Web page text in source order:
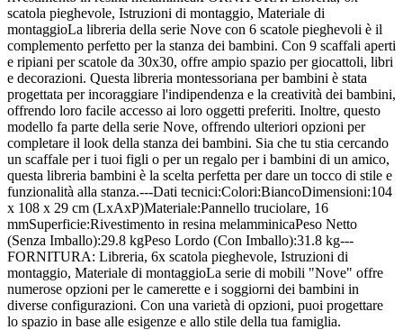
scatola pieghevole, Istruzioni di montaggio, Materiale di
montaggioLa libreria della serie Nove con 6 scatole pieghevoli è il
complemento perfetto per la stanza dei bambini. Con 9 scaffali aperti
e ripiani per scatole da 30x30, offre ampio spazio per giocattoli, libri
e decorazioni. Questa libreria montessoriana per bambini è stata
progettata per incoraggiare l'indipendenza e la creatività dei bambini,
offrendo loro facile accesso ai loro oggetti preferiti. Inoltre, questo
modello fa parte della serie Nove, offrendo ulteriori opzioni per
completare il look della stanza dei bambini. Sia che tu stia cercando
un scaffale per i tuoi figli o per un regalo per i bambini di un amico,
questa libreria bambini è la scelta perfetta per dare un tocco di stile e
funzionalità alla stanza.---Dati tecnici:Colori:BiancoDimensioni:104
x 108 x 29 cm (LxAxP)Materiale:Pannello truciolare, 16
mmSuperficie:Rivestimento in resina melamminicaPeso Netto
(Senza Imballo):29.8 kgPeso Lordo (Con Imballo):31.8 kg---
FORNITURA: Libreria, 6x scatola pieghevole, Istruzioni di
montaggio, Materiale di montaggioLa serie di mobili "Nove" offre
numerose opzioni per le camerette e i soggiorni dei bambini in
diverse configurazioni. Con una varietà di opzioni, puoi progettare
lo spazio in base alle esigenze e allo stile della tua famiglia.